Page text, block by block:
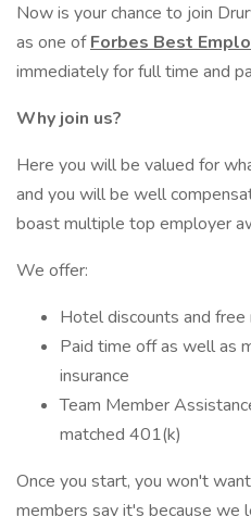
Now is your chance to join
as one ofForbes Best
immediately for full time and
Why join us?
Here you will be valued for
and you will be well
boast multiple top employer
We offer:
Hotel discounts and free
Paid time off as well as
insurance
Team Member
matched 401(k)
Once you start, you won't
members say it's because we